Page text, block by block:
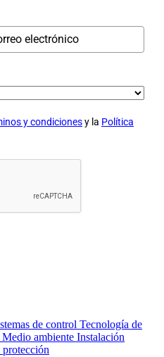
y condicionesy la Política
de control Tecnología de
ambiente Instalación
protección